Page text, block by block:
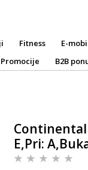
Fitness E-
Promocije B2B
Continental
E,Pri: